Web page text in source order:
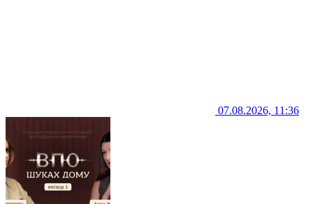
07.08.2026, 11:36